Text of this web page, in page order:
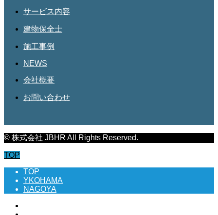
サービス内容
建物保全士
施工事例
NEWS
会社概要
お問い合わせ
© 株式会社 JBHR All Rights Reserved.
TOP
TOP
YKOHAMA
NAGOYA